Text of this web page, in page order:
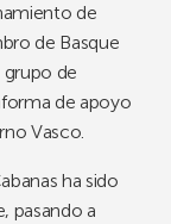
de
de Basque
grupo de
de apoyo
Vasco.
ha sido
pasando a